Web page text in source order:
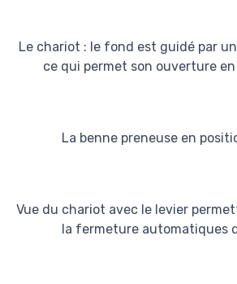
Le chariot : le fond est guidé par
ce qui permet son ouverture
La benne preneuse en
Vue du chariot avec le levier
la fermeture automatiques